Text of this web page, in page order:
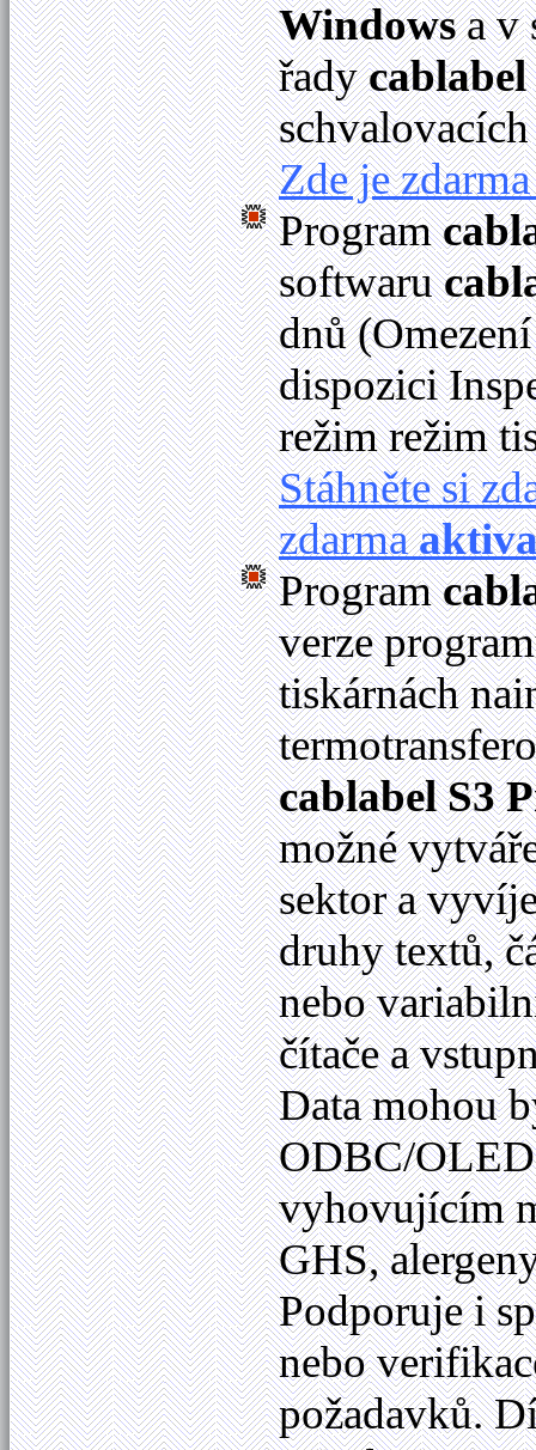
Windowsa v
řadycablabel
Zde je
Program
softwaru
dnů
dispozici
režim režim
Stáhněte si
zdarma
Program
verze
tiskárnách
cablabel S3
možné
sektor a
druhy textů,
nebo
čítače a
Data mohou
ODBC/
vyhovujícím
GHS,
Podporuje i
nebo
požadavků.